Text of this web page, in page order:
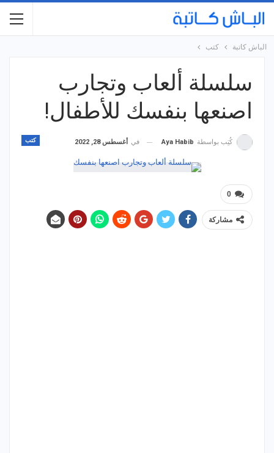
الباش كاتبة كتب
سلسلة ألعاب وتجارب
اصنعها بنفسك للأطفال!
كتب كُتِب بواسطة Aya Habib في أغسطس 28, 2022
0
مشاركة